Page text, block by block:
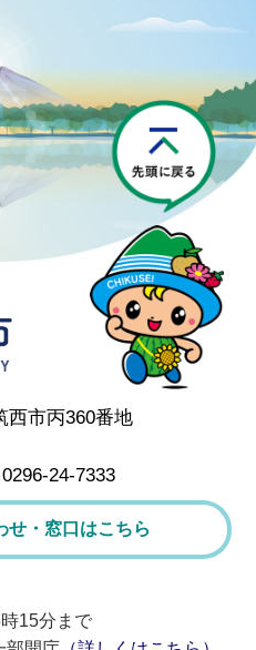
筑西市
西市丙360番地
0296-24-7333
せ・窓口はこちら
15分まで